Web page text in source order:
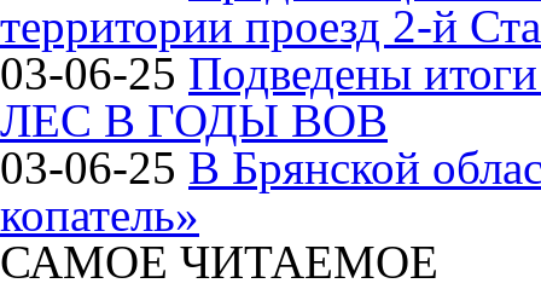
территории проезд 2-й
03-06-25 Подведены
ЛЕС В ГОДЫ ВОВ
03-06-25 В Брянской
копатель»
САМОЕ ЧИТАЕМОЕ